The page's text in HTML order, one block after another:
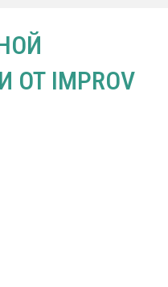
IMPROV